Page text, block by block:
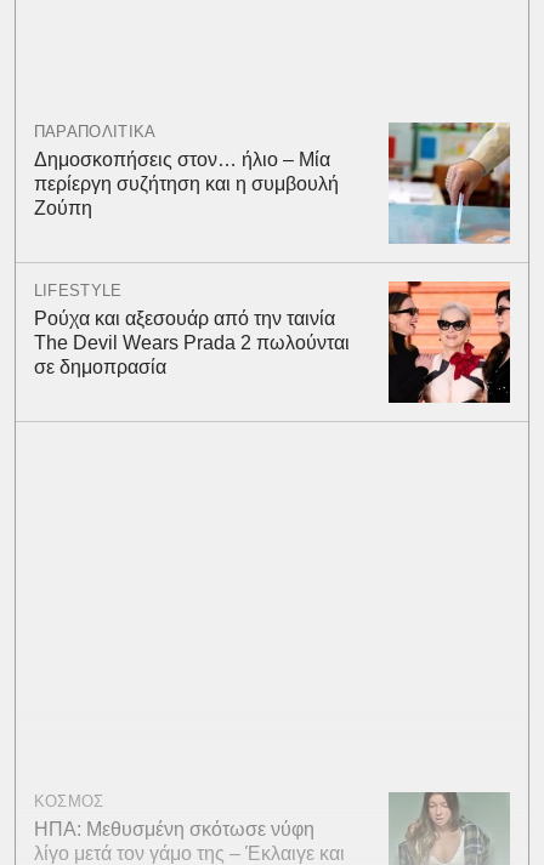
ΠΑΡΑΠΟΛΙΤΙΚΑ
Δημοσκοπήσεις στον… ήλιο – Μία
περίεργη συζήτηση και η συμβουλή
Ζούπη
LIFESTYLE
Ρούχα και αξεσουάρ από την ταινία
The Devil Wears Prada 2 πωλούνται
σε δημοπρασία
ΚΟΣΜΟΣ
ΗΠΑ: Μεθυσμένη σκότωσε νύφη
λίγο μετά τον γάμο της – Έκλαιγε και